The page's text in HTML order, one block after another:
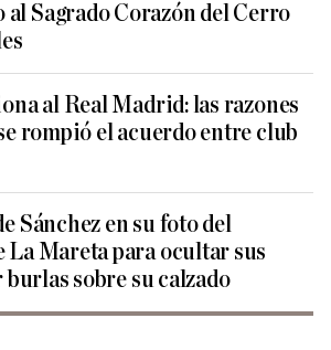
Sagrado Corazón del Cerro
al Real Madrid: las razones
rompió el acuerdo entre club
Sánchez en su foto del
La Mareta para ocultar sus
sobre su calzado